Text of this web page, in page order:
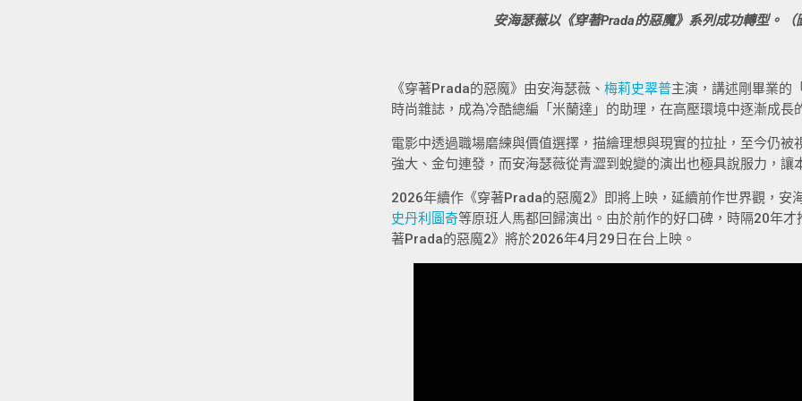
安海瑟薇以《穿著Prada的惡魔》系列成功轉型。（
《穿著Prada的惡魔》由安海瑟薇、 梅莉史翠普主演，講述剛畢業的
時尚雜誌，成為冷酷總編「米蘭達」的助理，在高壓環境中逐漸成長
電影中透過職場磨練與價值選擇，描繪理想與現實的拉扯，至今仍被
強大、金句連發，而安海瑟薇從青澀到蛻變的演出也極具說服力，讓
2026年續作《穿著Prada的惡魔2》即將上映，延續前作世界觀，安
史丹利圖奇等原班人馬都回歸演出。由於前作的好口碑，時隔20年
著Prada的惡魔2》將於2026年4月29日在台上映。